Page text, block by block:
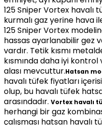
★ VIDEOLU ÜRÜN
PEŞIN FIYATINA 9 TAKSIT
5.0
Premium Set Hatsan Blitz PCP
★ VIDEOLU ÜRÜN
125 Sniper Vortex havalı
kurmalı gaz yerine hava
125 Sniper Vortex
hassas ayarlanabilir gez
vardır. Tetik kısmı
kısmında daha iyi
alası mevcuttur.Hatsan
havalı tüfek fiyatları
olup, bu havalı tüfek
arasındadır. Vortex havalı
herhangi bir gaz
çalışması hatsan havalı